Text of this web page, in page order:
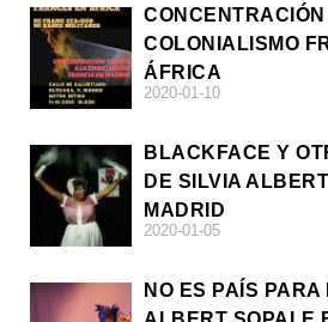
COLONIALISMO
ÁFRICA
2020-01-10
BLACKFACE Y
DE SILVIA
MADRID
2020-01-05
NO ES PAÍS